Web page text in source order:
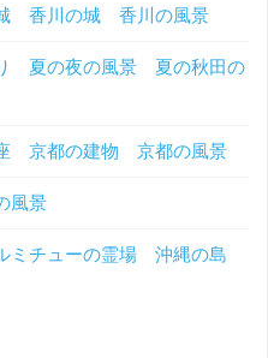
香川の城 香川の風景
夏の夜の風景 夏の秋田の
京都の建物 京都の風景
風景
ミチューの霊場 沖縄の島